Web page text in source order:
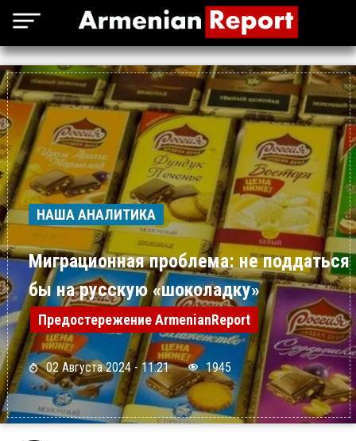
НАША АНАЛИТИКА
Миграционная проблема: не поддаться
бы на русскую «шоколадку»
Предостережение ArmenianReport
02 Августа 2024 - 11:21 1945